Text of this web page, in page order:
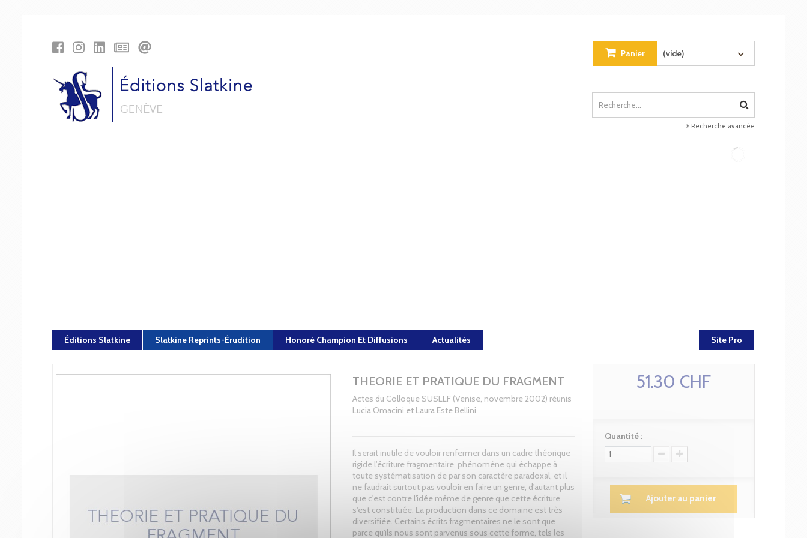
Panier (vide)
Recherche avancée
Éditions Slatkine Slatkine Reprints-Érudition Honoré Champion Et Diffusions Actualités Site Pro
THEORIE ET PRATIQUE DU FRAGMENT
Actes du Colloque SUSLLF (Venise, novembre 2002) réunis
Lucia Omacini et Laura Este Bellini
Il serait inutile de vouloir renfermer dans un cadre théorique
rigide l'écriture fragmentaire, phénomène qui échappe à
toute systématisation de par son caractère paradoxal, et il
ne faudrait surtout pas vouloir en faire un genre, d'autant plus
que c'est contre l'idée même de genre que cette écriture
s'est constituée. La production dans ce domaine est très
diversifiée. Certains écrits fragmentaires ne le sont que
parce qu'ils nous sont parvenus sous cette forme, tels les
51.30 CHF
Quantité :
Ajouter au panier